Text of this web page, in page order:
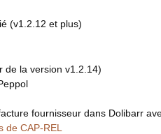
(v1.2.12 et plus)
de la version v1.2.14)
fournisseur dans Dolibarr
de CAP-REL